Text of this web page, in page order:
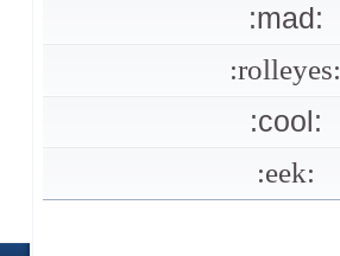
:mad:
:rolleyes:
:cool:
:eek: